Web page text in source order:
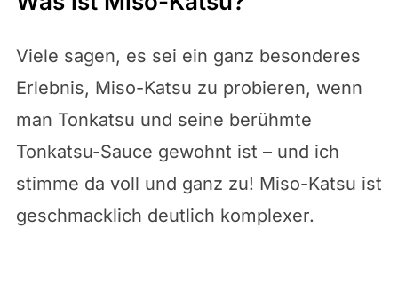
Viele sagen, es sei ein ganz besonderes
Erlebnis, Miso-Katsu zu probieren, wenn
man Tonkatsu und seine berühmte
Tonkatsu-Sauce gewohnt ist – und ich
stimme da voll und ganz zu! Miso-Katsu ist
geschmacklich deutlich komplexer.